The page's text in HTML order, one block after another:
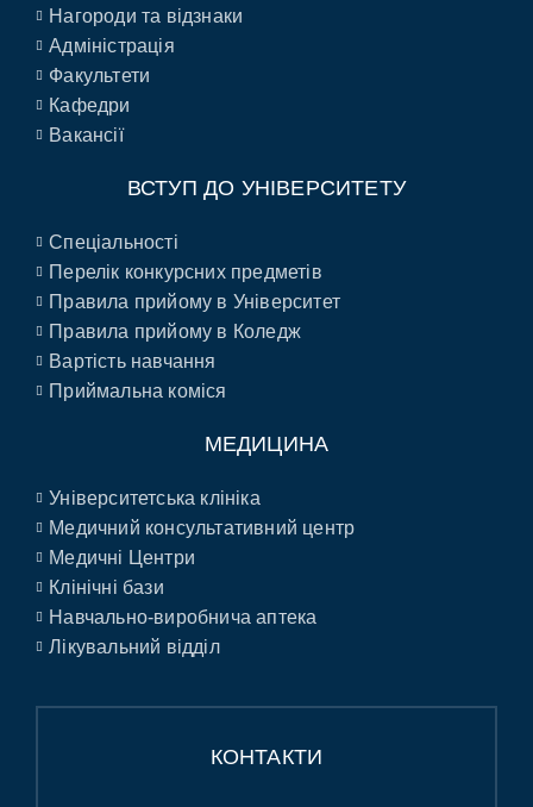
Нагороди та відзнаки
Адміністрація
Факультети
Кафедри
Вакансії
ВСТУП ДО УНІВЕРСИТЕТУ
Спеціальності
Перелік конкурсних предметів
Правила прийому в Університет
Правила прийому в Коледж
Вартість навчання
Приймальна коміся
МЕДИЦИНА
Університетська клініка
Медичний консультативний центр
Медичні Центри
Клінічні бази
Навчально-виробнича аптека
Лікувальний відділ
КОНТАКТИ